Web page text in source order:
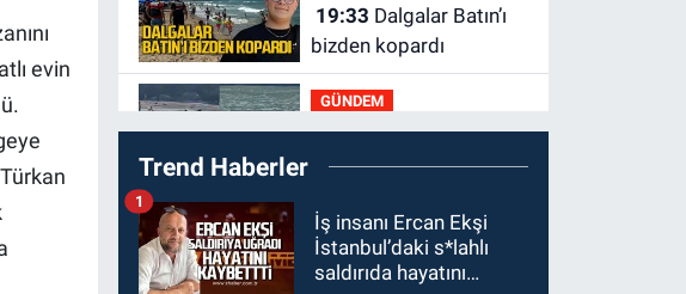
evin
19:33
bizden kopardı
GÜNDEM
19:16Kozlu Ilıksu’da
can pazarı! Cankurtaran
GÜNDEM
19:01Çaycumalılar
Derneği Başkanı Savaş
Trend Haberler
İş insanı Ercan Ekşi
İstanbul’daki s*lahlı
saldırıda hayatını
1